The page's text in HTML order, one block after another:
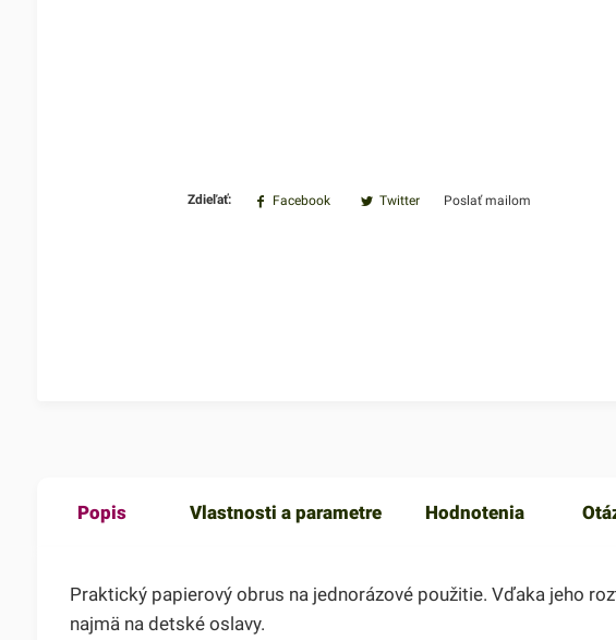
Zdieľať: Facebook Twitter Poslať mailom
Popis Vlastnosti a parametre Hodnotenia
Praktický papierový obrus na jednorázové použitie. Vďaka jeho
najmä na detské oslavy.